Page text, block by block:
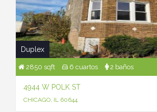
Duplex
2850 sqft 6 cuartos 2 baños
4944 W POLK ST
CHICAGO, IL 60644